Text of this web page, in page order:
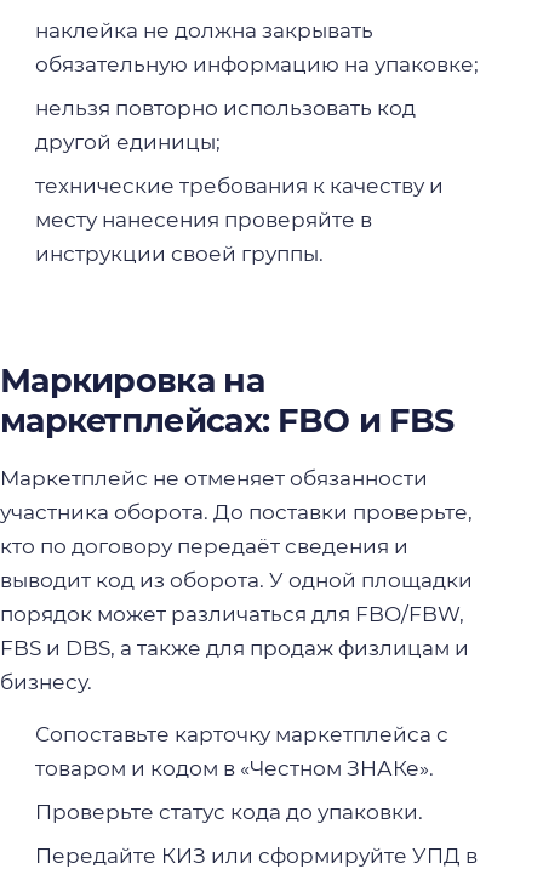
наклейка не должна закрывать
обязательную информацию на упаковке;
нельзя повторно использовать код
другой единицы;
технические требования к качеству и
месту нанесения проверяйте в
инструкции своей группы.
Маркировка на
маркетплейсах: FBO и FBS
Маркетплейс не отменяет обязанности
участника оборота. До поставки проверьте,
кто по договору передаёт сведения и
выводит код из оборота. У одной площадки
порядок может различаться для FBO/FBW,
FBS и DBS, а также для продаж физлицам и
бизнесу.
Сопоставьте карточку маркетплейса с
товаром и кодом в «Честном ЗНАКе».
Проверьте статус кода до упаковки.
Передайте КИЗ или сформируйте УПД в